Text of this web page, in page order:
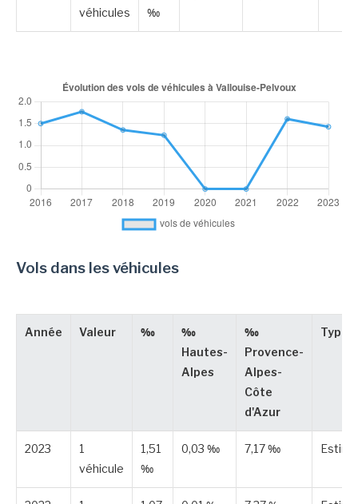
véhicules
‰
Vols dans les véhicules
Année Valeur ‰
‰
Hautes-
Alpes
‰
Provence-
Alpes-
Côte
d'Azur
Type
2023
1
véhicule
1,51
‰
0,03 ‰ 7,17 ‰